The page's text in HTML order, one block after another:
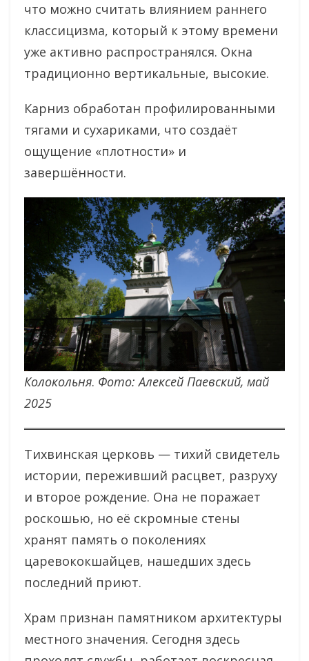
что можно считать влиянием раннего
классицизма, который к этому времени
уже активно распространялся. Окна
традиционно вертикальные, высокие.
Карниз обработан профилированными
тягами и сухариками, что создаёт
ощущение «плотности» и
завершённости.
Колокольня. Фото: Алексей Паевский, май
2025
Тихвинская церковь — тихий свидетель
истории, переживший расцвет, разруху
и второе рождение. Она не поражает
роскошью, но её скромные стены
хранят память о поколениях
царевококшайцев, нашедших здесь
последний приют.
Храм признан памятником архитектуры
местного значения. Сегодня здесь